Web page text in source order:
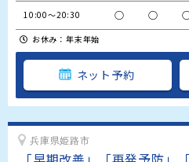
10:00～20:30 ○ ○
お休み：年末年始
ネット予約
兵庫県姫路市